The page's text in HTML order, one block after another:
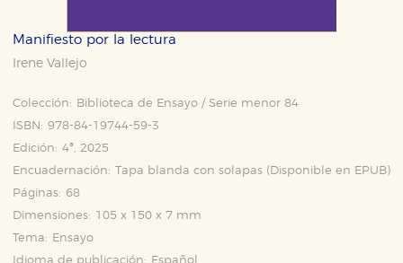
Manifiesto por la lectura
Irene Vallejo
Colección:
Biblioteca de Ensayo / Serie menor 84
ISBN: 978-84-19744-59-3
Edición: 4ª, 2025
Encuadernación: Tapa blanda con solapas (Disponible en EPUB)
Páginas: 68
Dimensiones: 105 x 150 x 7 mm
Tema:
Ensayo
Idioma de publicación:
Español